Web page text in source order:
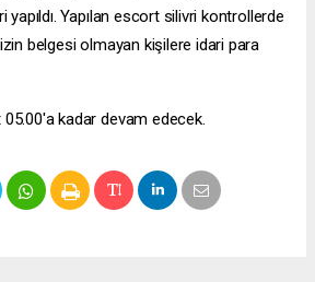
Yapılan escort silivri kontrollerde
belgesi olmayan kişilere idari para
kadar devam edecek.